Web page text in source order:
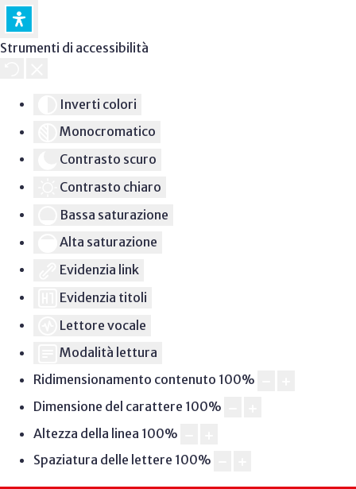
Strumenti di accessibilità
Inverti colori
Monocromatico
Contrasto scuro
Contrasto chiaro
Bassa saturazione
Alta saturazione
Evidenzia link
Evidenzia titoli
Lettore vocale
Modalità lettura
Ridimensionamento contenuto 100%
Dimensione del carattere 100%
Altezza della linea 100%
Spaziatura delle lettere 100%